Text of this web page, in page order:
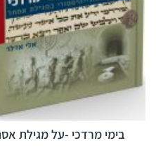
בימי מרדכי -על מגילת